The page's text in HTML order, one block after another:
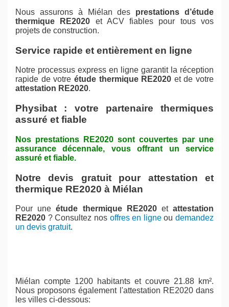
Nous assurons à Miélan des prestations d’étude
thermique RE2020 et ACV fiables pour tous vos
projets de construction.
Service rapide et entièrement en ligne
Notre processus express en ligne garantit la réception
rapide de votre étude thermique RE2020 et de votre
attestation RE2020.
Physibat : votre partenaire thermiques
assuré et fiable
Nos prestations RE2020 sont couvertes par une
assurance décennale, vous offrant un service
assuré et fiable.
Notre devis gratuit pour attestation et
thermique RE2020 à Miélan
Pour uneétude thermique RE2020etattestation
RE2020 ? Consultez nos offres en ligneou demandez
un devis gratuit.
Miélan compte 1200 habitants et couvre 21.88 km².
Nous proposons également l'attestation RE2020 dans
les villes ci-dessous: